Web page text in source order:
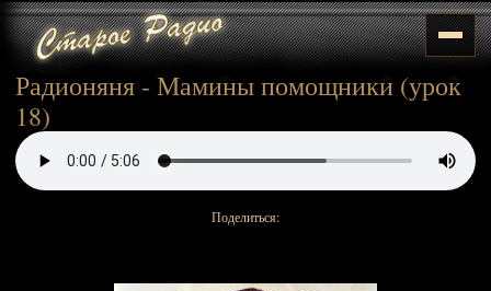
Радионяня - Мамины помощники (урок
18)
Поделиться: